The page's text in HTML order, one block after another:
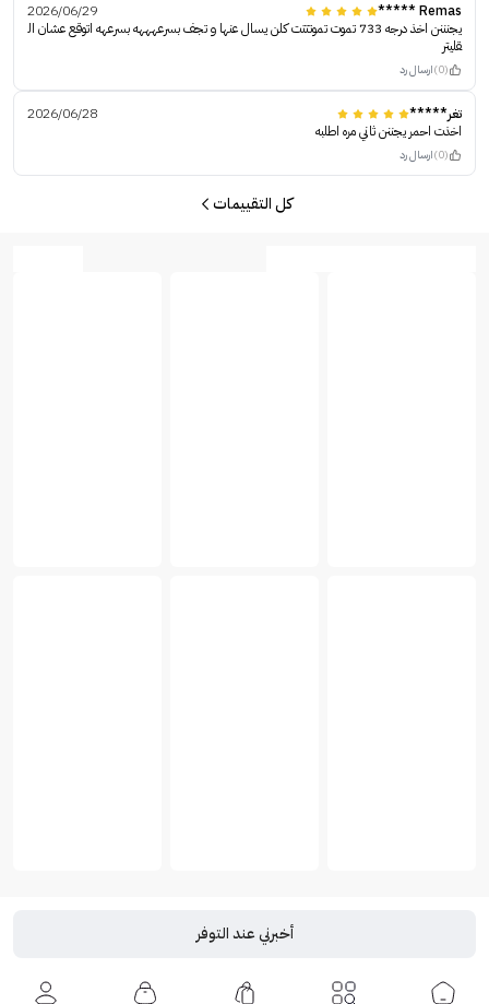
Remas *****
2026/06/29
يجنننن اخذ درجه 733 تموت تموتتتت كلن يسال عنها و تجف بسرعهههه بسرعهه اتوقع عشان ال
قليتر
(0) ارسال رد
تغر*****
2026/06/28
اخذت احمر يجننن ثاني مره اطلبه
(0) ارسال رد
كل التقييمات
أخبرني عند التوفر